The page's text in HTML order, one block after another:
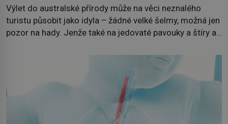
Výlet do australské přírody může na věci neznalého
turistu působit jako idyla – žádné velké šelmy, možná jen
pozor na hady. Jenže také na jedovaté pavouky a štíry a
Stačí letmý dotyk a ozve se pronikavá bolest, která